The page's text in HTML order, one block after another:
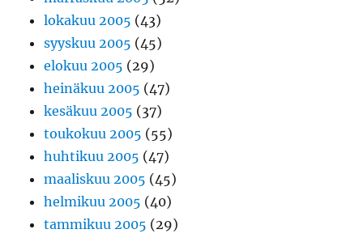
lokakuu 2005 (43)
syyskuu 2005 (45)
elokuu 2005 (29)
heinäkuu 2005 (47)
kesäkuu 2005 (37)
toukokuu 2005 (55)
huhtikuu 2005 (47)
maaliskuu 2005 (45)
helmikuu 2005 (40)
tammikuu 2005 (29)